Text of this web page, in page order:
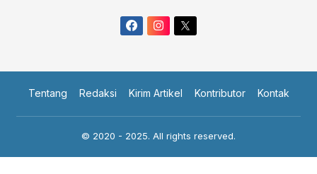
Tentang Redaksi Kirim Artikel Kontributor Kontak
© 2020 - 2025. All rights reserved.